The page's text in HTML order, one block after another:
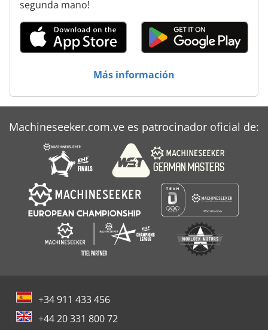
segunda mano!
Más información
Machineseeker.com.ve es patrocinador oficial de:
+34 911 433 456
+44 20 331 800 72